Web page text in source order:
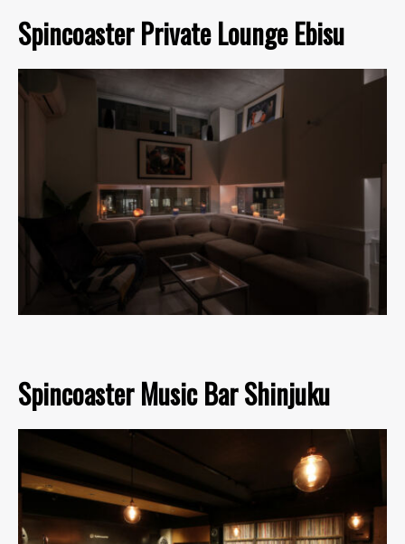
Spincoaster Private Lounge Ebisu
Spincoaster Music Bar Shinjuku